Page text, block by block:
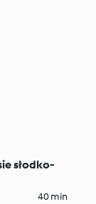
słodko-
40 min